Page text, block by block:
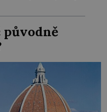
po dlouhá staletí
že se v průběhu
nějaká velká